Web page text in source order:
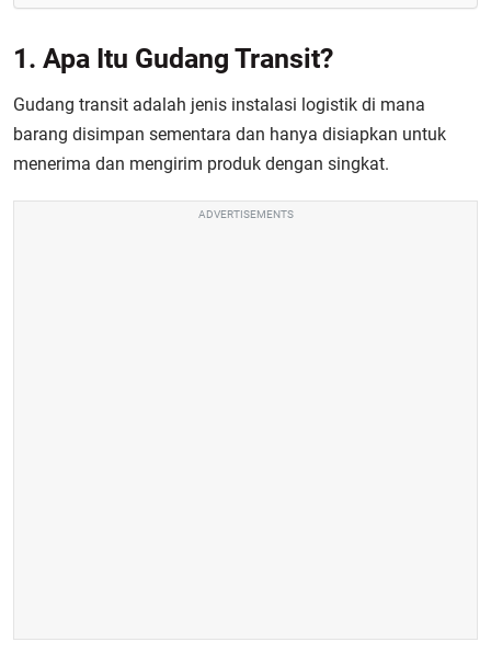
1. Apa Itu Gudang Transit?
Gudang transit adalah jenis instalasi logistik di mana
barang disimpan sementara dan hanya disiapkan untuk
menerima dan mengirim produk dengan singkat.
ADVERTISEMENTS